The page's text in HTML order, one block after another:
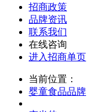
招商政策
品牌资讯
联系我们
在线咨询
进入招商单页
当前位置：
婴童食品品牌